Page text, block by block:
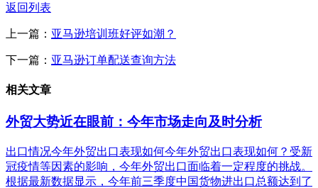
返回列表
上一篇： 亚马逊培训班好评如潮？
下一篇： 亚马逊订单配送查询方法
相关文章
外贸大势近在眼前：今年市场走向及时分析
出口情况今年外贸出口表现如何今年外贸出口表现如何？受新
冠疫情等因素的影响，今年外贸出口面临着一定程度的挑战。
根据最新数据显示，今年前三季度中国货物进出口总额达到了